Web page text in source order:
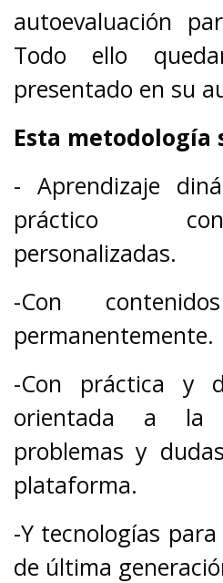
autoevaluación
Todo ello
presentado en su
Esta metodología
- Aprendizaje
práctico
personalizadas.
-Con
permanentemente.
-Con práctica y
orientada a la
problemas y
plataforma.
-Y tecnologías
de última